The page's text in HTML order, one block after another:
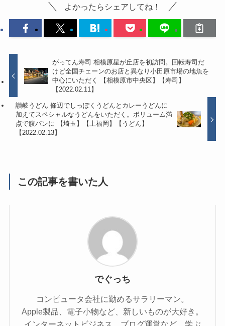
よかったらシェアしてね！
がってん寿司 相模原星が丘店を初訪問。回転寿司だ
けど全国チェーンのお店と異なり小田原市場の地魚を
中心にいただく 【相模原市中央区】【寿司】
【2022.02.11】
讃岐うどん 條辺でしっぽくうどんとカレーうどんに
加えてスペシャルなうどんをいただく。ボリューム満
点で腹パンに 【埼玉】【上福岡】【うどん】
【2022.02.13】
この記事を書いた人
でぐっち
コンピュータ会社に勤めるサラリーマン。
Apple製品、電子小物など、新しいものが大好き。
インターネットビジネス、ブログ運営など、学ぶ